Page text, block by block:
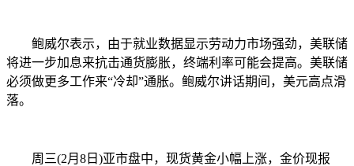
鲍威尔表示，由于就业数据显示劳动力市场强劲，美联储
将进一步加息来抗击通货膨胀，终端利率可能会提高。美联储
必须做更多工作来“冷却”通胀。鲍威尔讲话期间，美元高点滑
落。
周三(2月8日)亚市盘中，现货黄金小幅上涨，金价现报